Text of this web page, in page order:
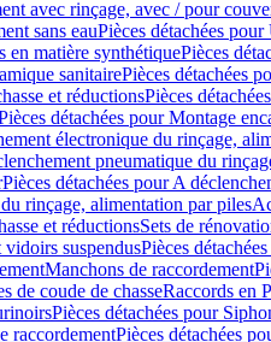
avec rinçage, avec / pour
sans eauPièces détachées
en matière synthétiquePièces
sanitairePièces détachées
et réductionsPièces
détachées pour Montage
électronique du rinçage,
pneumatique du
Pièces détachées pour A
rinçage, alimentation par piles
et réductionsSets de
suspendusPièces
Manchons de raccordement
de coude de chasseRaccords en
Pièces détachées pour
raccordementPièces détachées